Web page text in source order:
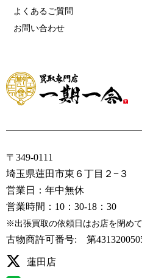
よくあるご質問
お問い合わせ
〒349-0111
埼玉県蓮田市東６丁目２−３
営業日：年中無休
営業時間：10：30-18：30
※出張買取の依頼日はお店を閉め
古物商許可番号: 第
蓮田店